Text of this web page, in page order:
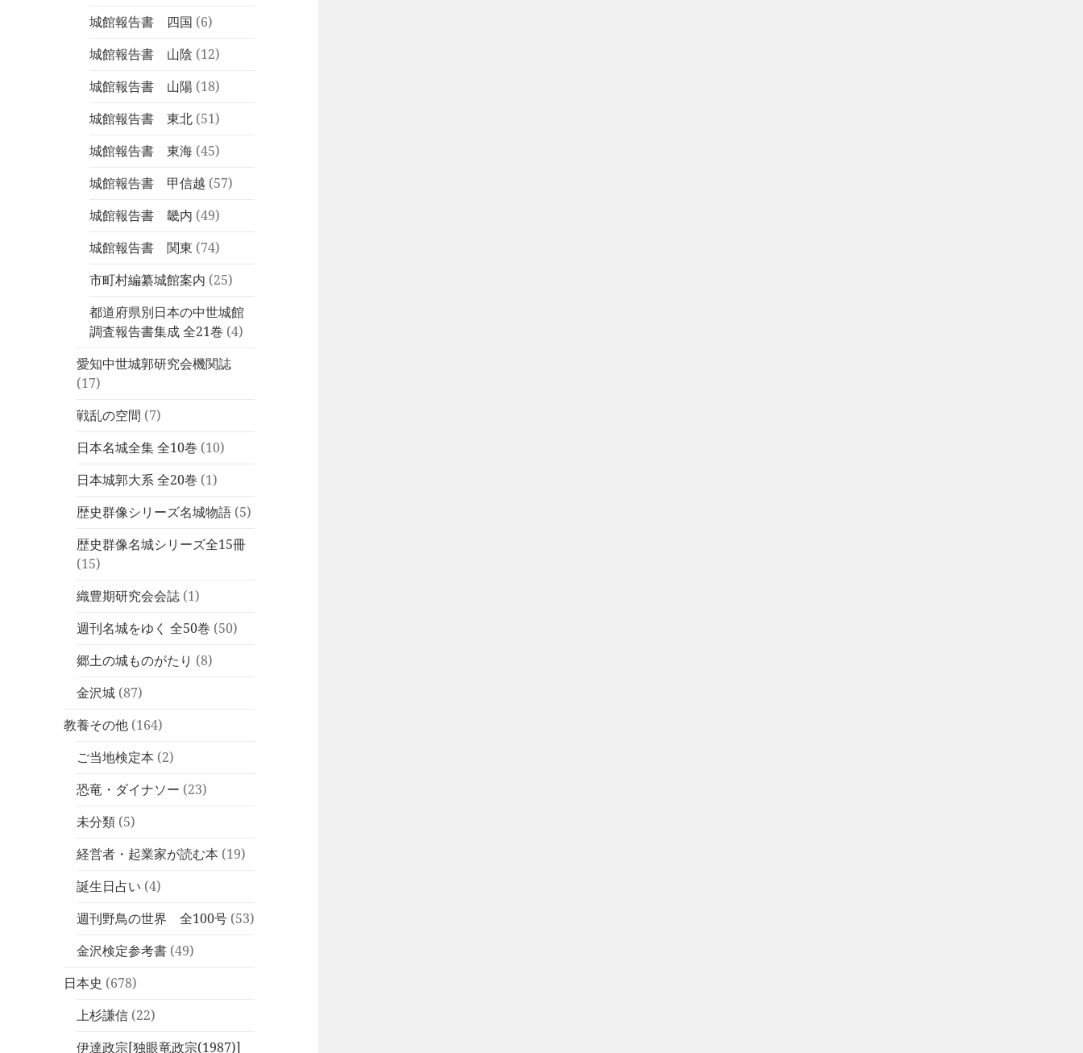
城館報告書 四国 (6)
城館報告書 山陰 (12)
城館報告書 山陽 (18)
城館報告書 東北 (51)
城館報告書 東海 (45)
城館報告書 甲信越 (57)
城館報告書 畿内 (49)
城館報告書 関東 (74)
市町村編纂城館案内 (25)
都道府県別日本の中世城館
調査報告書集成 全21巻 (4)
愛知中世城郭研究会機関誌
(17)
戦乱の空間 (7)
日本名城全集 全10巻 (10)
日本城郭大系 全20巻 (1)
歴史群像シリーズ名城物語 (5)
歴史群像名城シリーズ全15冊
(15)
織豊期研究会会誌 (1)
週刊名城をゆく 全50巻 (50)
郷土の城ものがたり (8)
金沢城 (87)
教養その他 (164)
ご当地検定本 (2)
恐竜・ダイナソー (23)
未分類 (5)
経営者・起業家が読む本 (19)
誕生日占い (4)
週刊野鳥の世界 全100号 (53)
金沢検定参考書 (49)
日本史 (678)
上杉謙信 (22)
伊達政宗[独眼竜政宗(1987)]